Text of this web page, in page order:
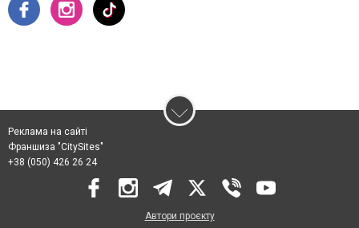
Реклама на сайті
Франшиза "CitySites"
+38 (050) 426 26 24
Автори проєкту